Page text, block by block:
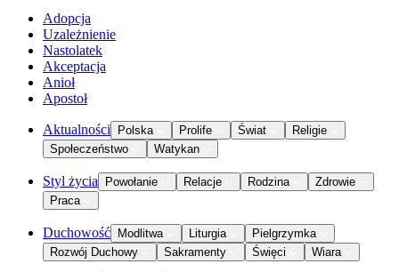
Adopcja
Uzależnienie
Nastolatek
Akceptacja
Anioł
Apostoł
Aktualności Polska Prolife Świat
Religie
Społeczeństwo
Watykan
Styl życia Powołanie Relacje Rodzina
Zdrowie
Praca
Duchowość Modlitwa Liturgia
Pielgrzymka
Rozwój Duchowy
Sakramenty Święci Wiara